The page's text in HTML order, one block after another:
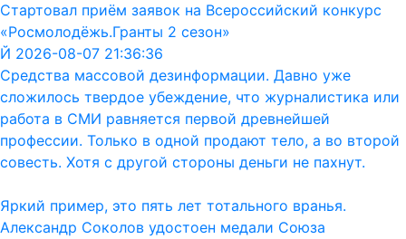
Стартовал приём заявок на Всероссийский конкурс
«Росмолодёжь.Гранты 2 сезон»
Й 2026-08-07 21:36:36
Средства массовой дезинформации. Давно уже
сложилось твердое убеждение, что журналистика или
работа в СМИ равняется первой древнейшей
профессии. Только в одной продают тело, а во второй
совесть. Хотя с другой стороны деньги не пахнут.
Яркий пример, это пять лет тотального вранья.
Александр Соколов удостоен медали Союза